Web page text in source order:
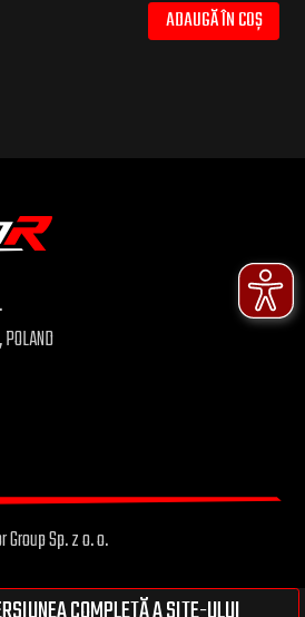
ADAUGĂ ÎN COȘ
Sp. z o. o.